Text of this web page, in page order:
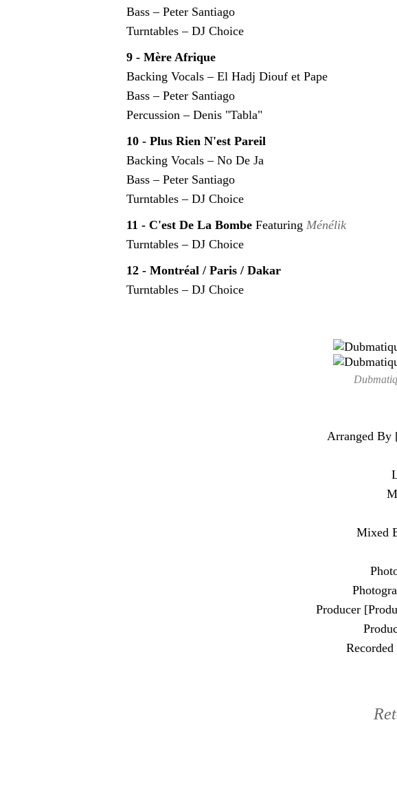
Bass – Peter Santiago
Turntables – DJ Choice
9 - Mère Afrique
Backing Vocals – El Hadj Diouf et Pape
Bass – Peter Santiago
Percussion – Denis "Tabla"
10 - Plus Rien N'est Pareil
Backing Vocals – No De Ja
Bass – Peter Santiago
Turntables – DJ Choice
11 - C'est De La Bombe Featuring Ménélik
Turntables – DJ Choice
12 - Montréal / Paris / Dakar
Turntables – DJ Choice
Arranged By
Mixed
Producer